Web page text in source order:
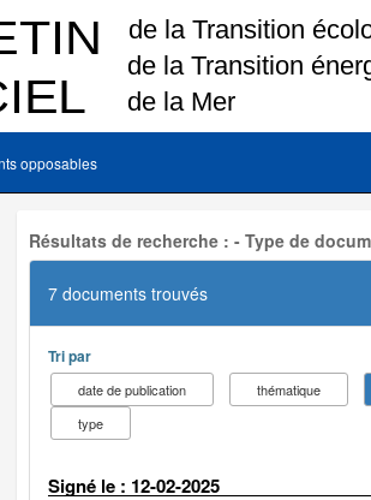
opposables
Résultats de recherche : - Type de
7 documents trouvés
Tri par
date de publication thématique
type
Signé le : 12-02-2025